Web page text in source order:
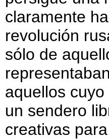
claramente
revolución
sólo de
aquellos
un sendero
creativas